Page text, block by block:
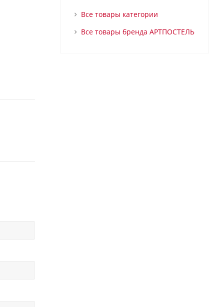
Все товары категории
Все товары бренда АРТПОСТЕЛЬ